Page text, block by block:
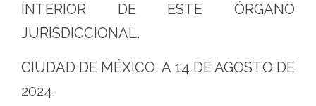
INTERIOR DE ESTE ÓRGANO
JURISDICCIONAL.
CIUDAD DE MÉXICO, A 14 DE AGOSTO DE
2024.